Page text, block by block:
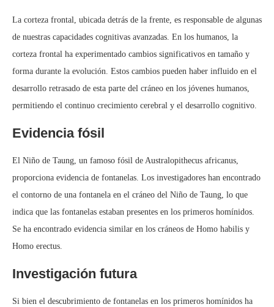
La corteza frontal, ubicada detrás de la frente, es responsable de algunas
de nuestras capacidades cognitivas avanzadas. En los humanos, la
corteza frontal ha experimentado cambios significativos en tamaño y
forma durante la evolución. Estos cambios pueden haber influido en el
desarrollo retrasado de esta parte del cráneo en los jóvenes humanos,
permitiendo el continuo crecimiento cerebral y el desarrollo cognitivo.
Evidencia fósil
El Niño de Taung, un famoso fósil de Australopithecus africanus,
proporciona evidencia de fontanelas. Los investigadores han encontrado
el contorno de una fontanela en el cráneo del Niño de Taung, lo que
indica que las fontanelas estaban presentes en los primeros homínidos.
Se ha encontrado evidencia similar en los cráneos de Homo habilis y
Homo erectus.
Investigación futura
Si bien el descubrimiento de fontanelas en los primeros homínidos ha